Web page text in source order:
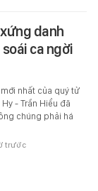
danh
ca ngời
nhất của quý tử
- Trần Hiểu đã
chúng phải há
trước